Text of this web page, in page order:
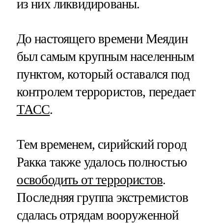
из них ликвидированы.
До настоящего времени Меядин
был самым крупным населенным
пунктом, который оставался под
контролем террористов, передает
ТАСС.
Тем временем, сирийский город
Ракка также удалось полностью
освободить от террористов.
Последняя группа экстремистов
сдалась отрядам вооруженной